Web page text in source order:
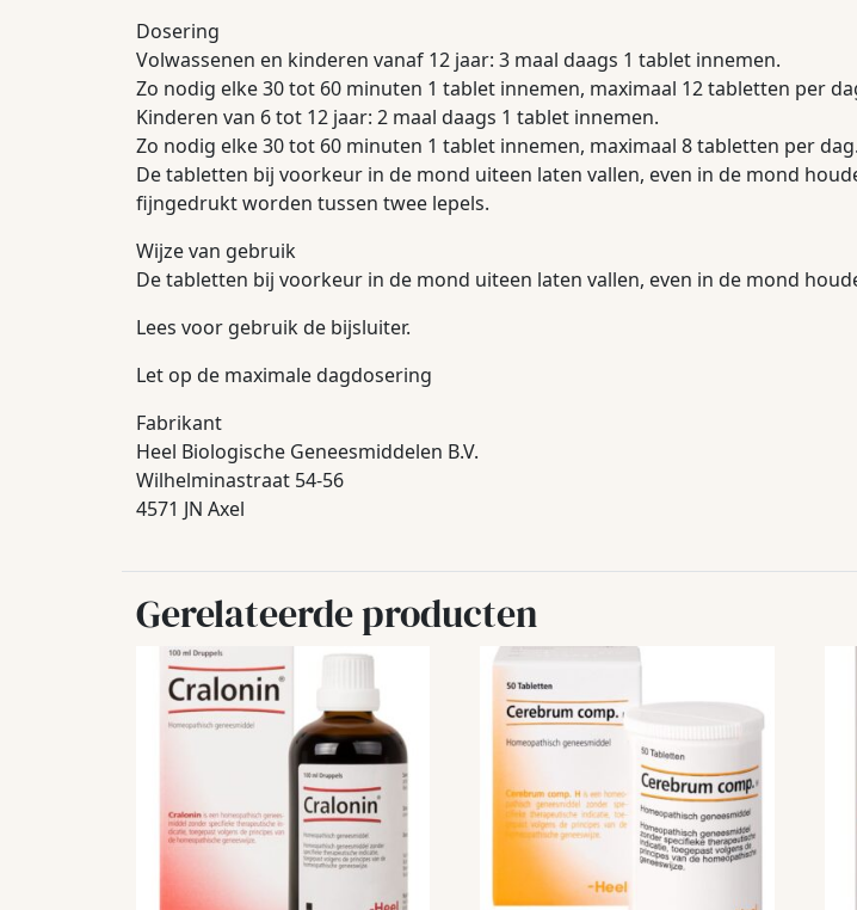
Dosering
Volwassenen en kinderen vanaf 12 jaar: 3 maal daags 1 tablet innemen.
Zo nodig elke 30 tot 60 minuten 1 tablet innemen, maximaal 12 tabletten per
Kinderen van 6 tot 12 jaar: 2 maal daags 1 tablet innemen.
Zo nodig elke 30 tot 60 minuten 1 tablet innemen, maximaal 8 tabletten per dag.
De tabletten bij voorkeur in de mond uiteen laten vallen, even in de mond
fijngedrukt worden tussen twee lepels.
Wijze van gebruik
De tabletten bij voorkeur in de mond uiteen laten vallen, even in de mond
Lees voor gebruik de bijsluiter.
Let op de maximale dagdosering
Fabrikant
Heel Biologische Geneesmiddelen B.V.
Wilhelminastraat 54-56
4571 JN Axel
Gerelateerde producten